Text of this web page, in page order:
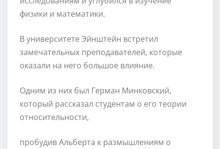
физики и математики.
В университете Эйнштейн встретил
замечательных преподавателей, которые
оказали на него большое влияние.
Одним из них был Герман Минковский,
который рассказал студентам о его теории
относительности,
пробудив Альберта к размышлениям о